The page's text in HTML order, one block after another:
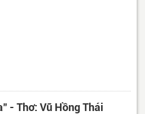
- Thơ: Vũ Hồng Thái